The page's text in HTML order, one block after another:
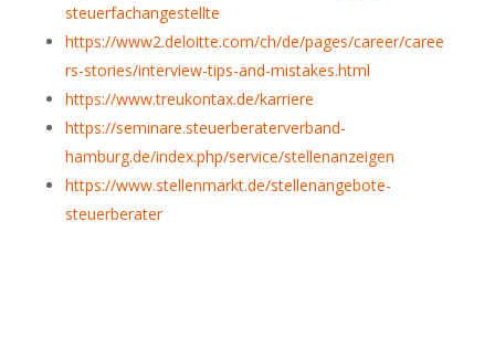
steuerfachangestellte
https://www2.deloitte.com/ch/de/pages/career/caree
rs-stories/interview-tips-and-mistakes.html
https://www.treukontax.de/karriere
https://seminare.steuerberaterverband-
hamburg.de/index.php/service/stellenanzeigen
https://www.stellenmarkt.de/stellenangebote-
steuerberater